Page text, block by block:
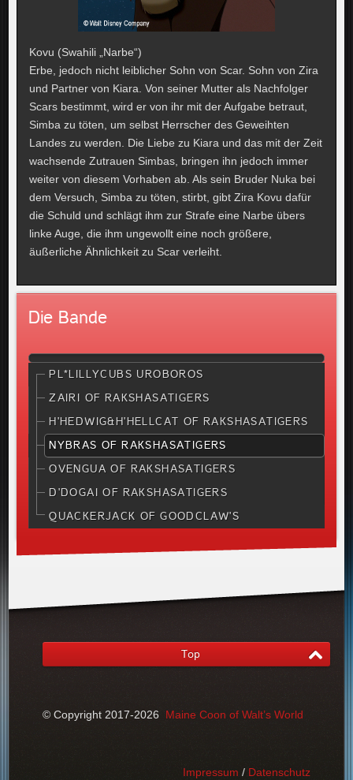
Kovu (Swahili „Narbe“)
Erbe, jedoch nicht leiblicher Sohn von Scar. Sohn von Zira
und Partner von Kiara. Von seiner Mutter als Nachfolger
Scars bestimmt, wird er von ihr mit der Aufgabe betraut,
Simba zu töten, um selbst Herrscher des Geweihten
Landes zu werden. Die Liebe zu Kiara und das mit der Zeit
wachsende Zutrauen Simbas, bringen ihn jedoch immer
weiter von diesem Vorhaben ab. Als sein Bruder Nuka bei
dem Versuch, Simba zu töten, stirbt, gibt Zira Kovu dafür
die Schuld und schlägt ihm zur Strafe eine Narbe übers
linke Auge, die ihm ungewollt eine noch größere,
äußerliche Ähnlichkeit zu Scar verleiht.
Die Bande
PL*LILLYCUBS UROBOROS
ZAIRI OF RAKSHASATIGERS
H'HEDWIG&H'HELLCAT OF RAKSHASATIGERS
NYBRAS OF RAKSHASATIGERS
OVENGUA OF RAKSHASATIGERS
D'DOGAI OF RAKSHASATIGERS
QUACKERJACK OF GOODCLAW'S
Top
© Copyright 2017-2026 Maine Coon of Walt’s World
Impressum / Datenschutz